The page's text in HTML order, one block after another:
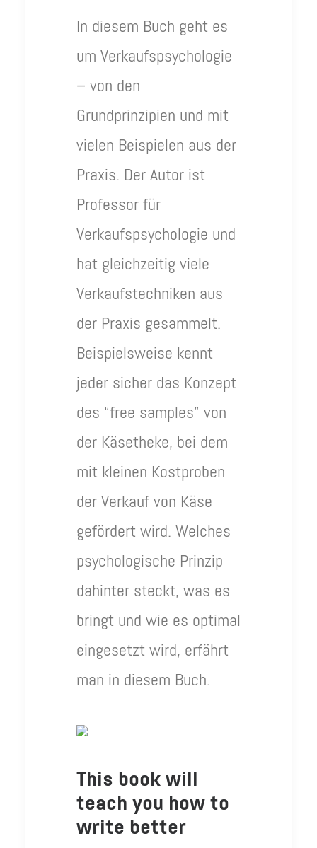
In diesem Buch geht es
um Verkaufspsychologie
– von den
Grundprinzipien und mit
vielen Beispielen aus der
Praxis. Der Autor ist
Professor für
Verkaufspsychologie und
hat gleichzeitig viele
Verkaufstechniken aus
der Praxis gesammelt.
Beispielsweise kennt
jeder sicher das Konzept
des “free samples” von
der Käsetheke, bei dem
mit kleinen Kostproben
der Verkauf von Käse
gefördert wird. Welches
psychologische Prinzip
dahinter steckt, was es
bringt und wie es optimal
eingesetzt wird, erfährt
man in diesem Buch.
This book will
teach you how to
write better